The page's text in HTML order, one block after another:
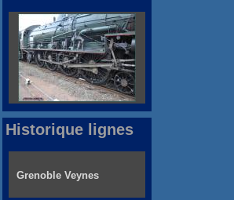
Historique lignes
Grenoble Veynes